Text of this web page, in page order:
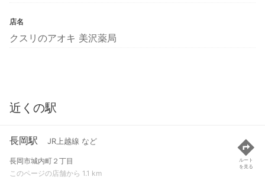
店名
クスリのアオキ 美沢薬局
近くの駅
長岡駅 JR上越線 など
長岡市城内町２丁目
このページの店舗から 1.1 km
ルート
を見る